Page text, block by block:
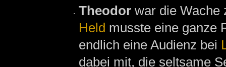
Theodor war die Wache
Held musste eine ganze
endlich eine Audienz bei
dabei mit, die seltsame